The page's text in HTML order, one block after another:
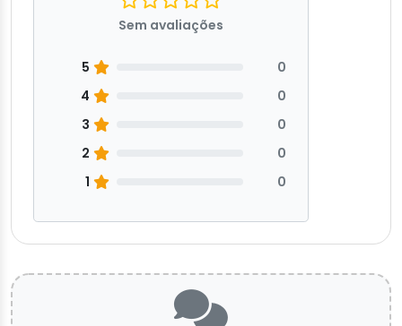
Sem avaliações
5
0
4
0
3
0
2
0
1
0